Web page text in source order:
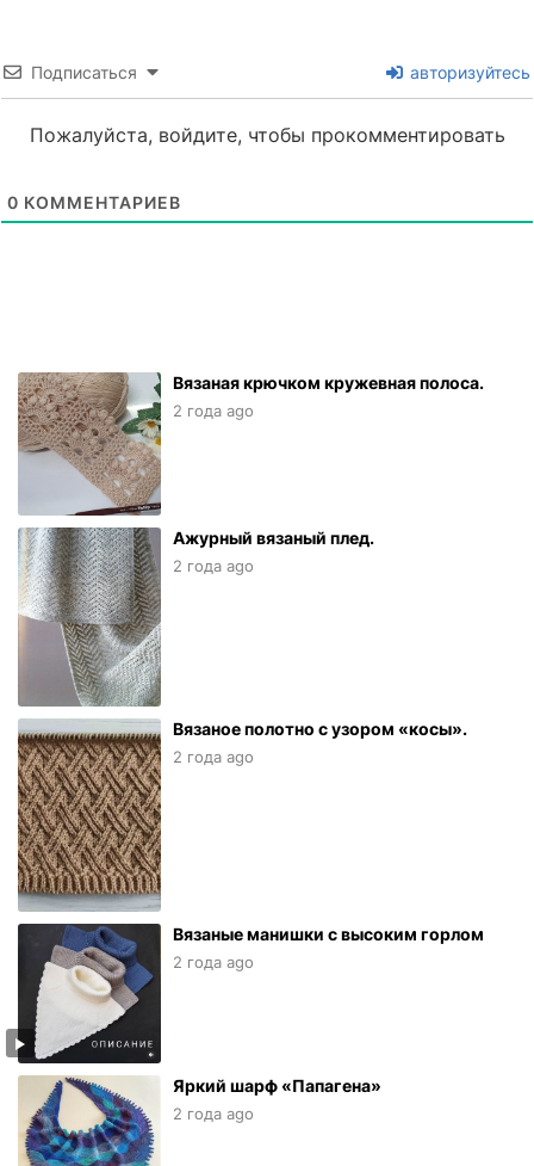
Подписаться авторизуйтесь
Пожалуйста, войдите, чтобы прокомментировать
0 КОММЕНТАРИЕВ
Вязаная крючком кружевная полоса.
2 года ago
Ажурный вязаный плед.
2 года ago
Вязаное полотно с узором «косы».
2 года ago
Вязаные манишки с высоким горлом
2 года ago
Яркий шарф «Папагена»
2 года ago